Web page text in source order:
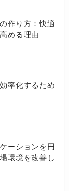
作り方：快適
める理由
率化するため
ーションを円
環境を改善し